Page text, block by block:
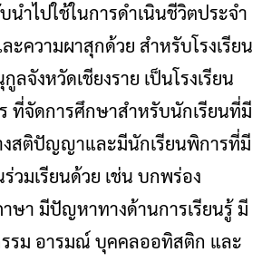
นำไปใช้ในการดำเนินชีวิตประจำ
ะความผาสุกด้วย สำหรับโรงเรียน
จังหวัดเชียงราย เป็นโรงเรียน
ที่จัดการศึกษาสำหรับนักเรียนที่มี
สติปัญญาและมีนักเรียนพิการที่มี
วมเรียนด้วย เช่น บกพร่อง
ษา มีปัญหาทางด้านการเรียนรู้ มี
รม อารมณ์ บุคคลออทิสติก และ